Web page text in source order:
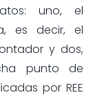
uno, el
es decir, el
y dos,
punto de
por REE